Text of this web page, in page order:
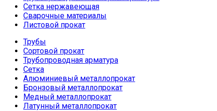
Сетка нержавеющая
Сварочные материалы
Листовой прокат
Трубы
Сортовой прокат
Трубопроводная арматура
Сетка
Алюминиевый металлопрокат
Бронзовый металлопрокат
Медный металлопрокат
Латунный металлопрокат